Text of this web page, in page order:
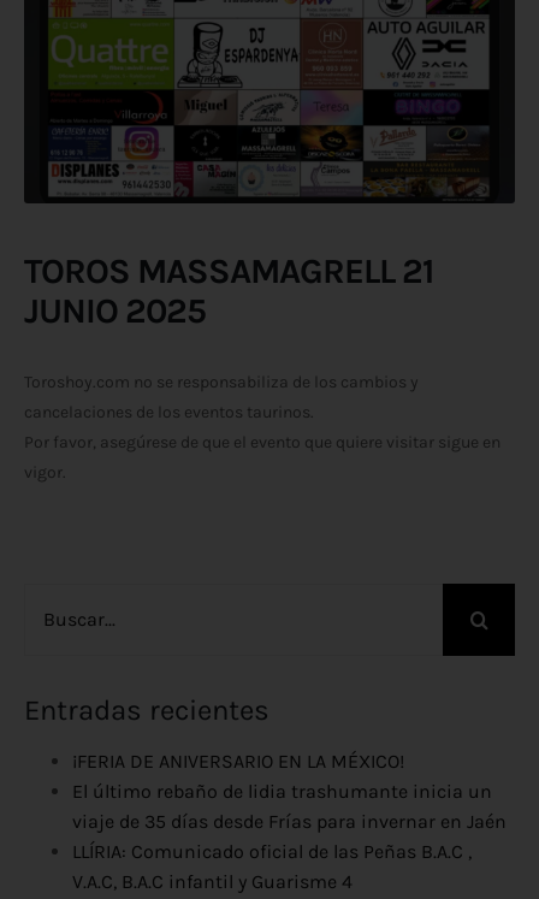
TOROS MASSAMAGRELL 21
JUNIO 2025
Toroshoy.com no se responsabiliza de los cambios y
cancelaciones de los eventos taurinos.
Por favor, asegúrese de que el evento que quiere visitar sigue en
vigor.
Entradas recientes
¡FERIA DE ANIVERSARIO EN LA MÉXICO!
El último rebaño de lidia trashumante inicia un
viaje de 35 días desde Frías para invernar en Jaén
LLÍRIA: Comunicado oficial de las Peñas B.A.C ,
V.A.C, B.A.C infantil y Guarisme 4